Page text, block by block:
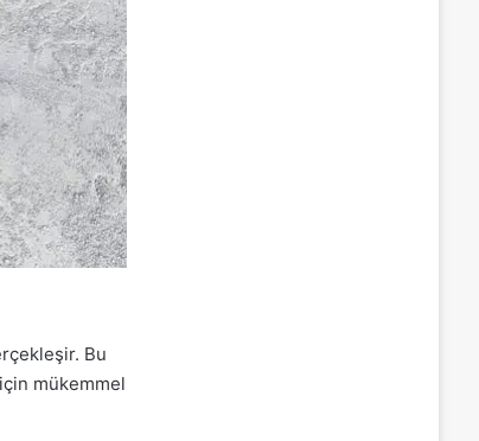
Bu
mükemmel